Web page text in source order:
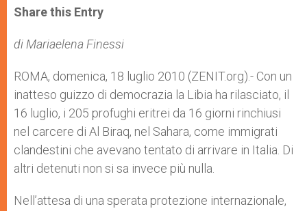
t
s
p
p
s
e
g
e
e
b
o
k
r
Share this Entry
di Mariaelena Finessi
ROMA, domenica, 18 luglio 2010 (ZENIT.org).- Con un
inatteso guizzo di democrazia la Libia ha rilasciato, il
16 luglio, i 205 profughi eritrei da 16 giorni rinchiusi
nel carcere di Al Biraq, nel Sahara, come immigrati
clandestini che avevano tentato di arrivare in Italia. Di
altri detenuti non si sa invece più nulla.
Nell’attesa di una sperata protezione internazionale,